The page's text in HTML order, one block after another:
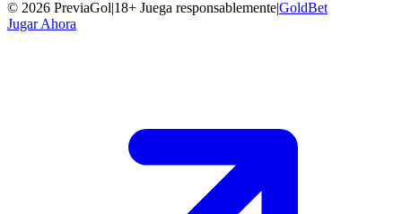
© 2026 PreviaGol|18+ Juega responsablemente|GoldBet
Jugar Ahora